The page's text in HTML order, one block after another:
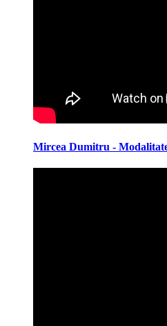
Mircea Dumitru -